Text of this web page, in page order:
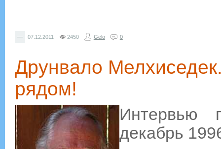
— 07.12.2011 2450 Gelo 0
Друнвало
рядом!
Интервью
декабрь